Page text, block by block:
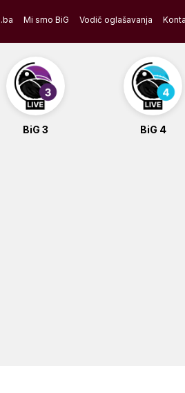
Mi smo BiG Vodič oglašavanja
BiG 3 BiG 4